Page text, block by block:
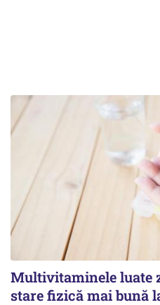
Multivitaminele luate
stare fizică mai bună